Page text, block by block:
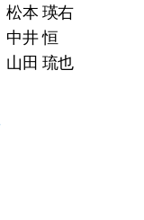
松本 瑛右
中井 恒
山田 琉也